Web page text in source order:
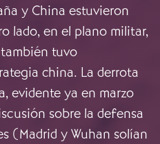
y China estuvieron
lado, en el plano militar,
tuvo
china. La derrota
evidente ya en marzo
sobre la defensa
(Madrid y Wuhan solían